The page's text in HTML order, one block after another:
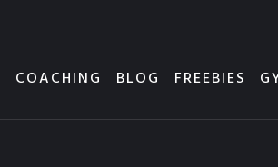
COACHING BLOG FREEBIES